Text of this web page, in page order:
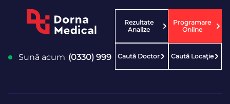
Sună acum (0330) 999
Rezultate
Analize
Programare
Online
Caută Doctor Caută Locaţie